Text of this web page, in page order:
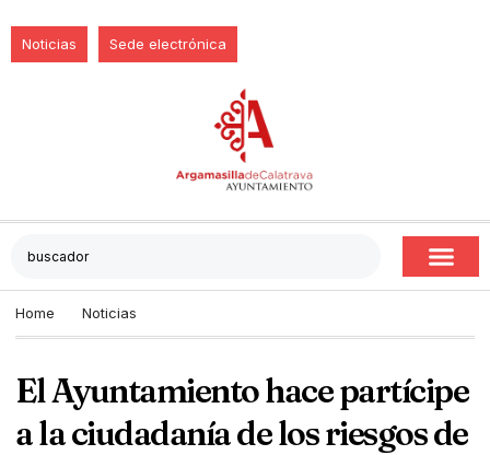
Noticias Sede electrónica
Home Noticias
El Ayuntamiento hace partícipe
a la ciudadanía de los riesgos de